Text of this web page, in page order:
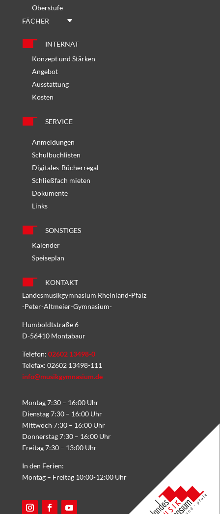
Oberstufe
FÄCHER
INTERNAT
Konzept und Stärken
Angebot
Ausstattung
Kosten
SERVICE
Anmeldungen
Schulbuchlisten
Digitales-Bücherregal
Schließfach mieten
Dokumente
Links
SONSTIGES
Kalender
Speiseplan
KONTAKT
Landesmusikgymnasium Rheinland-Pfalz
-Peter-Altmeier-Gymnasium-
Humboldtstraße 6
D-56410 Montabaur
Telefon: 02602 13498-0
Telefax: 02602 13498-111
info@musikgymnasium.de
Montag 7:30 – 16:00 Uhr
Dienstag 7:30 – 16:00 Uhr
Mittwoch 7:30 – 16:00 Uhr
Donnerstag 7:30 – 16:00 Uhr
Freitag 7:30 – 13:00 Uhr
In den Ferien:
Montag – Freitag 10:00-12:00 Uhr